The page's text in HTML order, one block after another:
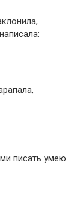
писать умею.